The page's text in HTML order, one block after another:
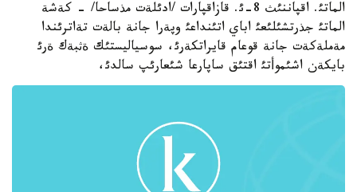
الماتئ. اقپاننئث 8-ئ. قازاقپارات /ادئلةت مذساحا/ - كةشة
الماتئ جذرتشئلئعئ اباي اتئنداعئ وپةرا جانة بالةت تةاترئندا
مةملةكةت جانة قوعام قايراتكةرئ، سوسياليستئك ةثبةك ةرئ
بايكةن اشئموأتئ اقتئق ساپارعا شئعارئپ سالدئ،